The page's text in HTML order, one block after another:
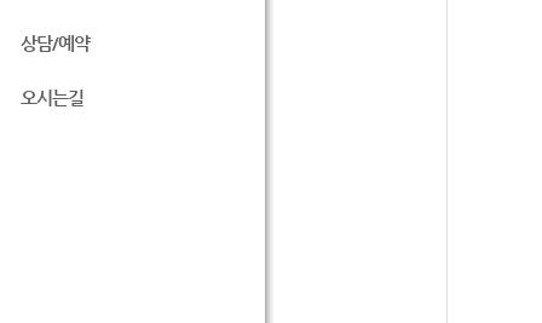
상담/예약
오시는길